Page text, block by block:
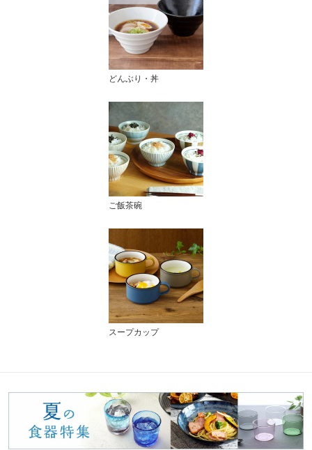
どんぶり・丼
ご飯茶碗
スープカップ